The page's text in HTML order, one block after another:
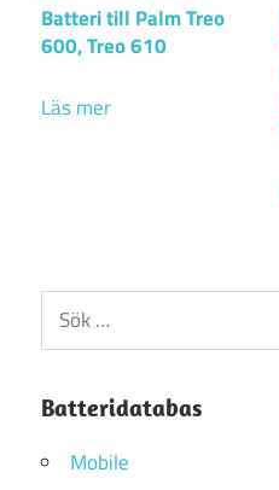
Batteri till Palm Treo
600, Treo 610
Läs mer
Sök
efter:
Batteridatabas
Mobile